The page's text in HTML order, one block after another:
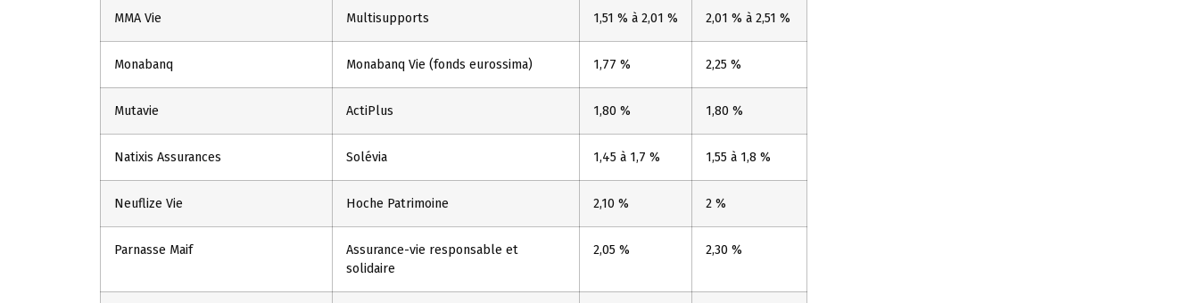
MMA Vie Multisupports 1,51 % à 2,01 % 2,01 % à 2,51 %
Monabanq Monabanq Vie (fonds eurossima) 1,77 % 2,25 %
Mutavie ActiPlus 1,80 % 1,80 %
Natixis Assurances Solévia 1,45 à 1,7 % 1,55 à 1,8 %
Neuflize Vie Hoche Patrimoine 2,10 % 2 %
Parnasse Maif
Assurance-vie responsable et
solidaire
2,05 % 2,30 %